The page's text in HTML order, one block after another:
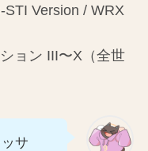
Version / WRX
ョン III〜X（全世
サ